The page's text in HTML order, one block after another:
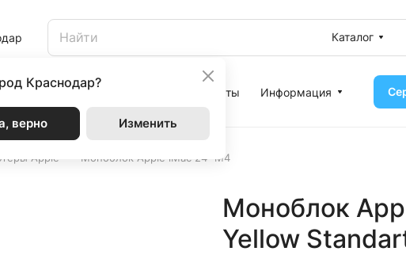
Краснодар?
верно Изменить
Каталог
Статьи Акции Контакты Информация
Apple Моноблок Apple iMac 24" M4
Моноблок
Yellow